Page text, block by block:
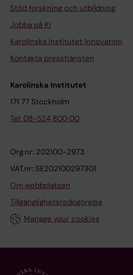
Stöd forskning och utbildning
Jobba på KI
Karolinska Institutet Innovation
Kontakta presstjänsten
Karolinska Institutet
171 77 Stockholm
Tel: 08-524 800 00
Org.nr: 202100-2973
VAT.nr: SE202100297301
Om webbplatsen
Tillgänglighetsredogörelse
Manage your cookies